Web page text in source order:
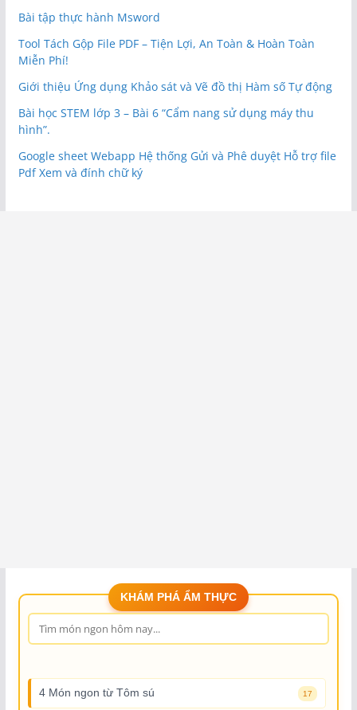
Bài tập thực hành Msword
Tool Tách Gộp File PDF – Tiện Lợi, An Toàn & Hoàn Toàn
Miễn Phí!
Giới thiệu Ứng dụng Khảo sát và Vẽ đồ thị Hàm số Tự động
Bài học STEM lớp 3 – Bài 6 “Cẩm nang sử dụng máy thu
hình”.
Google sheet Webapp Hệ thống Gửi và Phê duyệt Hỗ trợ file
Pdf Xem và đính chữ ký
KHÁM PHÁ ẨM THỰC
4 Món ngon từ Tôm sú 17